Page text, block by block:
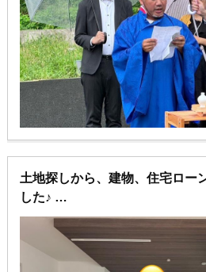
土地探しから、建物、住宅ロー
した♪
夢のマイホーム建築ありがとう